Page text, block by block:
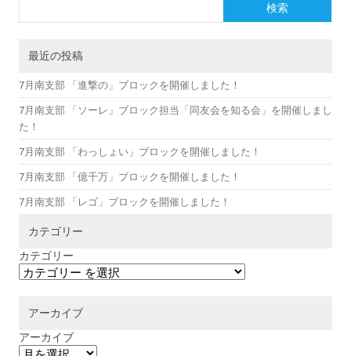
検索
最近の投稿
7月南支部 「進撃の」ブロックを開催しました！
7月南支部 「ソーレ」ブロック担当「同友会を知る会」を開催しまし
た！
7月南支部 「わっしょい」ブロックを開催しました！
7月南支部 「億千万」ブロックを開催しました！
7月南支部 「レゴ」ブロックを開催しました！
カテゴリー
カテゴリー
アーカイブ
アーカイブ